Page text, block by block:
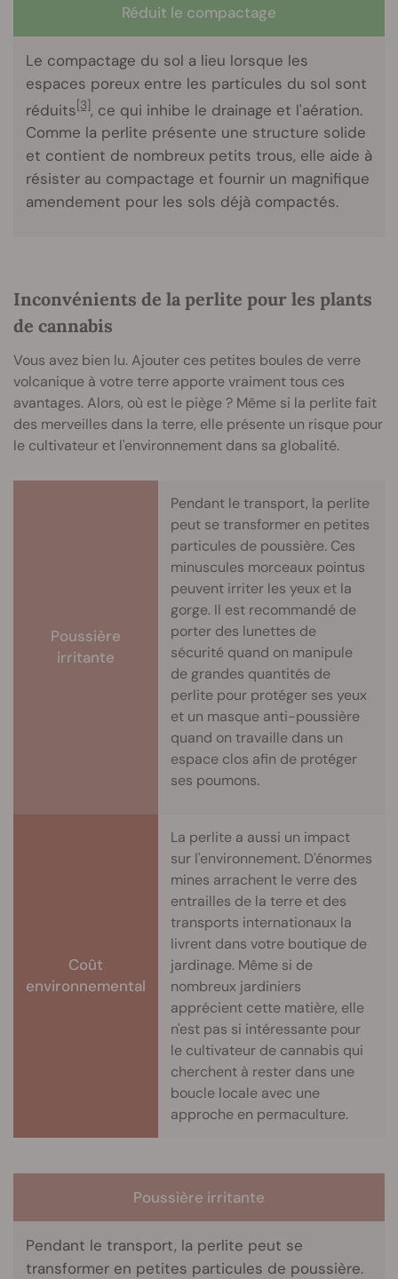
Réduit le compactage
Le compactage du sol a lieu lorsque les
espaces poreux entre les particules du sol sont
réduits[3], ce qui inhibe le drainage et l'aération.
Comme la perlite présente une structure solide
et contient de nombreux petits trous, elle aide à
résister au compactage et fournir un magnifique
amendement pour les sols déjà compactés.
Inconvénients de la perlite pour les plants
de cannabis
Vous avez bien lu. Ajouter ces petites boules de verre
volcanique à votre terre apporte vraiment tous ces
avantages. Alors, où est le piège ? Même si la perlite fait
des merveilles dans la terre, elle présente un risque pour
le cultivateur et l'environnement dans sa globalité.
Poussière
irritante
Pendant le transport, la perlite
peut se transformer en petites
particules de poussière. Ces
minuscules morceaux pointus
peuvent irriter les yeux et la
gorge. Il est recommandé de
porter des lunettes de
sécurité quand on manipule
de grandes quantités de
perlite pour protéger ses yeux
et un masque anti-poussière
quand on travaille dans un
espace clos afin de protéger
ses poumons.
Coût
environnemental
La perlite a aussi un impact
sur l'environnement. D'énormes
mines arrachent le verre des
entrailles de la terre et des
transports internationaux la
livrent dans votre boutique de
jardinage. Même si de
nombreux jardiniers
apprécient cette matière, elle
n'est pas si intéressante pour
le cultivateur de cannabis qui
cherchent à rester dans une
boucle locale avec une
approche en permaculture.
Poussière irritante
Pendant le transport, la perlite peut se
transformer en petites particules de poussière.